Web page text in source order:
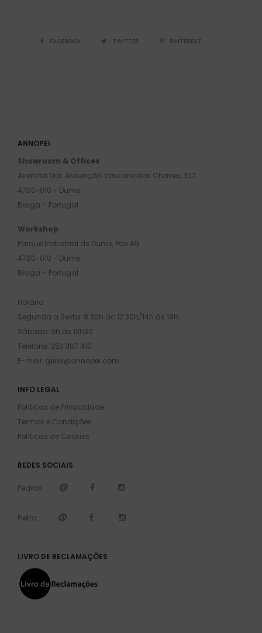
FACEBOOK TWITTER PINTEREST
ANNOPEI
Showroom & Offices
Avenida Dra. Assunção Vasconcelos Chaves, 322
4700-010 - Dume.
Braga – Portugal
Workshop
Parque Industrial de Dume, Pav A9
4700-010 - Dume.
Braga – Portugal
Horário:
Segunda a Sexta: 8:30h ao 12:30h/14h às 19h.
Sábado: 9h às 12h30.
Telefone: 253 307 410
E-mail: geral@annopei.com
INFO LEGAL
Políticas de Privacidade
Termos e Condições
Políticas de Cookies
REDES SOCIAIS
Pedras:
Pietra:
LIVRO DE RECLAMAÇÕES